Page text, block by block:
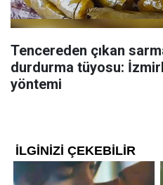
Tencereden çıkan
durdurma tüyosu:
yöntemi